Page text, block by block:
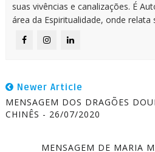
suas vivências e canalizações. É
área da Espiritualidade, onde relata
Newer Article
MENSAGEM DOS DRAGÕES
CHINÊS - 26/07/2020
MENSAGEM DE MARIA